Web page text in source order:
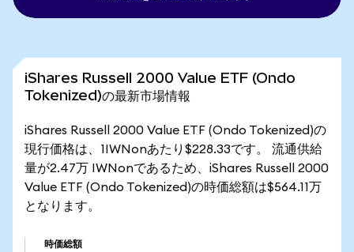
iShares Russell 2000 Value ETF (Ondo
Tokenized)の最新市場情報
iShares Russell 2000 Value ETF (Ondo Tokenized)の
現行価格は、1IWNonあたり$228.33です。 流通供給
量が2.47万 IWNonであるため、iShares Russell 2000
Value ETF (Ondo Tokenized)の時価総額は$564.11万
となります。
時価総額